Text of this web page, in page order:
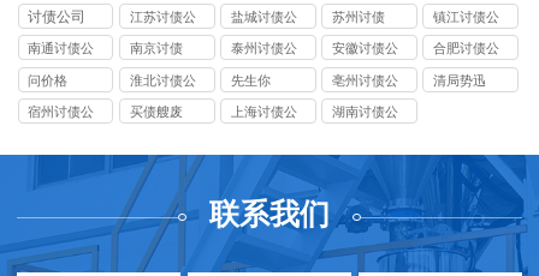
司
司
司
司
司
讨债公司
江苏讨债公
司
盐城讨债公
司
苏州讨债
镇江讨债公
司
南通讨债公
司
南京讨债
泰州讨债公
司
安徽讨债公
司
合肥讨债公
司
问价格
淮北讨债公
司
先生你
亳州讨债公
司
清局势迅
宿州讨债公
买债艘废
上海讨债公
湖南讨债公
联系我们